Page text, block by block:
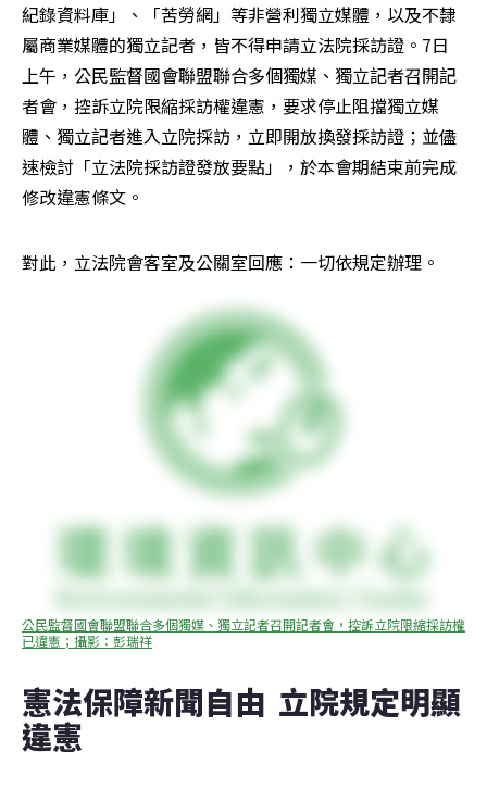
紀錄資料庫」、「苦勞網」等非營利獨立媒體，以及不隸
屬商業媒體的獨立記者，皆不得申請立法院採訪證。7日
上午，公民監督國會聯盟聯合多個獨媒、獨立記者召開記
者會，控訴立院限縮採訪權違憲，要求停止阻擋獨立媒
體、獨立記者進入立院採訪，立即開放換發採訪證；並儘
速檢討「立法院採訪證發放要點」，於本會期結束前完成
修改違憲條文。
對此，立法院會客室及公關室回應：一切依規定辦理。
公民監督國會聯盟聯合多個獨媒、獨立記者召開記者會，控訴立院限縮採訪權
已違憲；攝影：彭瑞祥
憲法保障新聞自由  立院規定明顯
違憲